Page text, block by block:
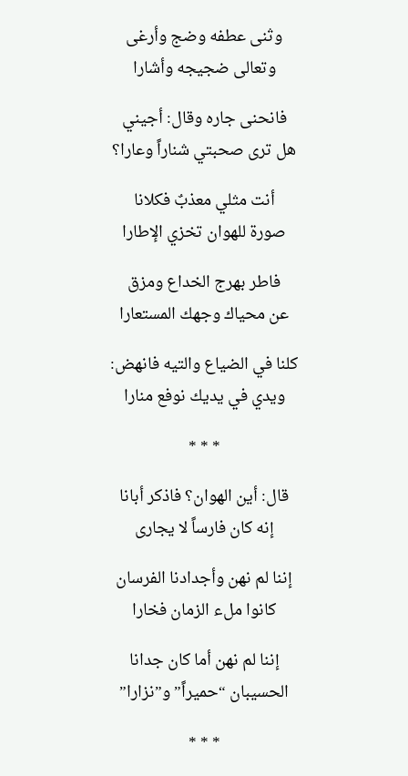
وثنى عطفه وضج وأرغى
وتعالى ضجيجه وأشارا
فانحنى جاره وقال: أجيني
هل ترى صحبتي شناراً وعارا؟
أنت مثلي معذبٌ فكلانا
صورة للهوان تخزي الإطارا
فاطر بهرج الخداع ومزق
عن محياك وجهك المستعارا
كلنا في الضياع والتيه فانهض:
ويدي في يديك نوفع منارا
* * *
قال: أين الهوان؟ فاذكر أبانا
إنه كان فارساً لا يجارى
إننا لم نهن وأجدادنا الفرسان
كانوا ملء الزمان فخارا
إننا لم نهن أما كان جدانا
الحسيبان “حميراً” و”نزارا”
* * *